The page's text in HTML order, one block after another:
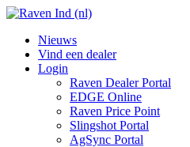
Nieuws
Vind een dealer
Login
Raven Dealer Portal
EDGE Online
Raven Price Point
Slingshot Portal
AgSync Portal